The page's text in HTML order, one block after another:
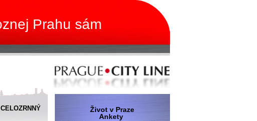
Prahu sám
Život v Praze
Ankety